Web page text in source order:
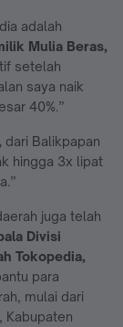
adalah
Mulia Beras,
setelah
saya naik
40%.”
dari Balikpapan
hingga 3x lipat
juga telah
Divisi
Tokopedia,
para
mulai dari
Kabupaten